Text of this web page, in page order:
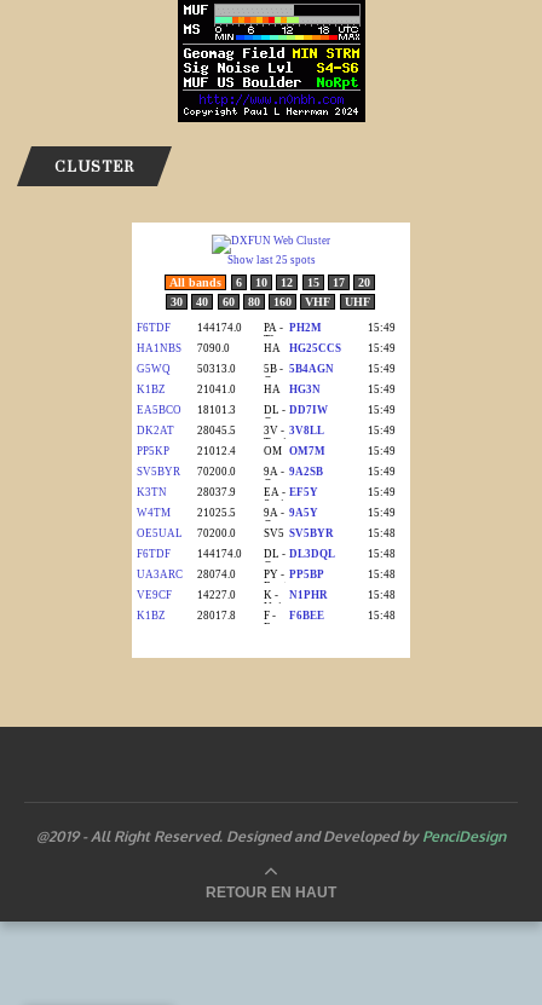
CLUSTER
@2019 - All Right Reserved. Designed and Developed by PenciDesign
RETOUR EN HAUT